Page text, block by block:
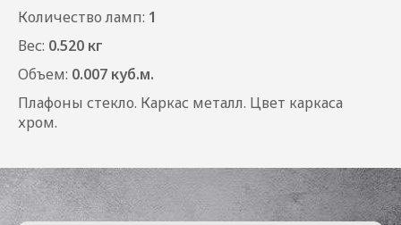
Количество ламп: 1
Вес: 0.520 кг
Объем: 0.007 куб.м.
Плафоны стекло. Каркас металл. Цвет каркаса
хром.